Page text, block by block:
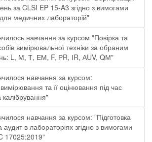
за CLSI EP 15-A3 згідно з вимогами
медичних лабораторій"
навчання за курсом "Повірка та
вимірювальної техніки за обраним
L, М, Т, ЕМ, F, РR, ІR, АUV, QМ"
навчання за курсом:
та її оцінювання під час
навчання за курсом: "Підготовка
аудит в лабораторіях згідно з вимогами
17025:2019"